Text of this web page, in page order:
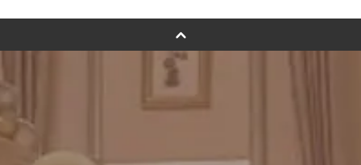
バルーンフラワーブーケについて
お知らせ